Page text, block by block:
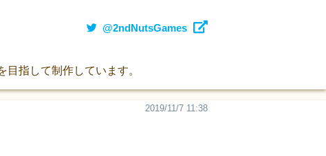
@2ndNutsGames
指して制作しています。
2019/11/7 11:38